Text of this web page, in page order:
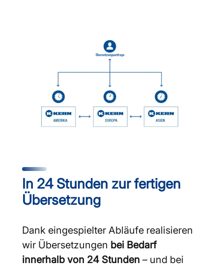
In 24 Stunden zur fertigen
Übersetzung
Dank eingespielter Abläufe realisieren
wir Übersetzungen bei Bedarf
innerhalb von 24 Stunden – und bei